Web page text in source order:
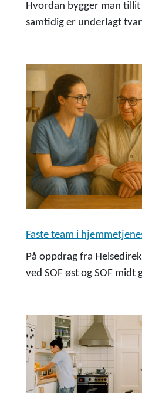
Hvordan bygger man
samtidig er underlagt
Faste team i
På oppdrag fra
ved SOF øst og SOF